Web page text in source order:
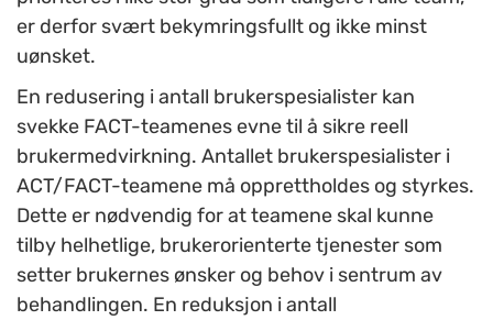
er derfor svært bekymringsfullt og ikke minst
uønsket.
En redusering i antall brukerspesialister kan
svekke FACT-teamenes evne til å sikre reell
brukermedvirkning. Antallet brukerspesialister i
ACT/FACT-teamene må opprettholdes og styrkes.
Dette er nødvendig for at teamene skal kunne
tilby helhetlige, brukerorienterte tjenester som
setter brukernes ønsker og behov i sentrum av
behandlingen. En reduksjon i antall